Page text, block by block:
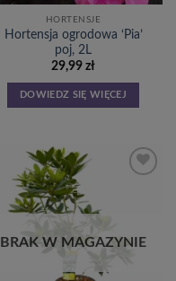
HORTENSJE
Hortensja ogrodowa ‘Pia’
poj, 2L
29,99 zł
DOWIEDZ SIĘ WIĘCEJ
BRAK W MAGAZYNIE